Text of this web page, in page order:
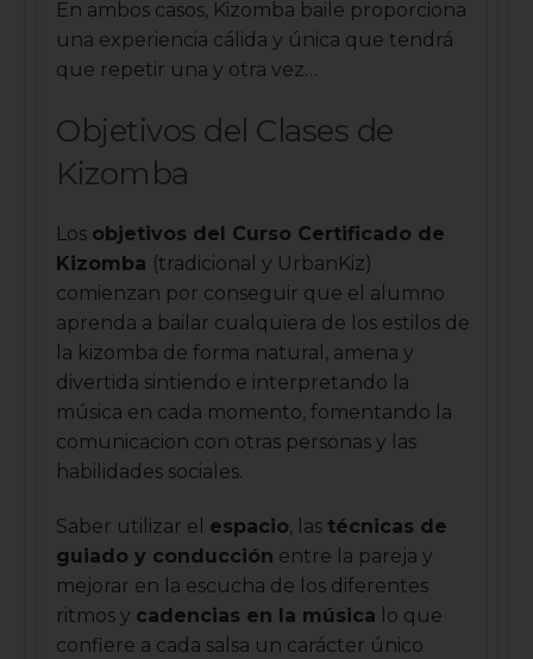
En ambos casos, Kizomba baile proporciona
una experiencia cálida y única que tendrá
que repetir una y otra vez…
Objetivos del Clases de
Kizomba
Los objetivos del Curso Certificado de
Kizomba (tradicional y UrbanKiz)
comienzan por conseguir que el alumno
aprenda a bailar cualquiera de los estilos de
la kizomba de forma natural, amena y
divertida sintiendo e interpretando la
música en cada momento, fomentando la
comunicacion con otras personas y las
habilidades sociales.
Saber utilizar el espacio, las técnicas de
guiado y conducción entre la pareja y
mejorar en la escucha de los diferentes
ritmos y cadencias en la música lo que
confiere a cada salsa un carácter único